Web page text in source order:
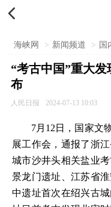

海峡网 > 新闻频道 > 国
“考古中国”重大
布
人民日报 2024-07-13 10:03
7月12日，国家文
展工作会，通报了浙
城市沙井头相关盐业
景龙门遗址、江苏省
中遗址首次在绍兴古